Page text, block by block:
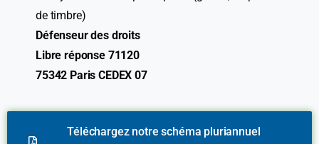
de timbre)
Défenseur des droits
Libre réponse 71120
75342 Paris CEDEX 07
Téléchargez notre schéma pluriannuel